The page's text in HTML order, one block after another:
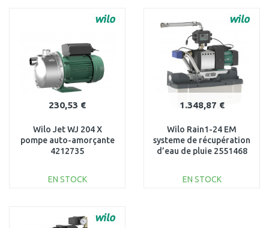
Au comparatif
230,53 €
Wilo Jet WJ 204 X
pompe auto-amorçante
4212735
EN STOCK
1.348,87 €
Wilo Rain1-24 EM
systeme de récupération
d’eau de pluie 2551468
EN STOCK